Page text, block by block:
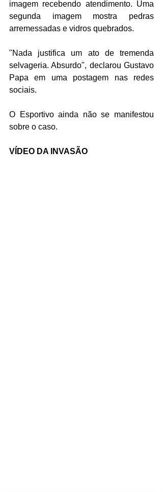
imagem recebendo atendimento. Uma
segunda imagem mostra pedras
arremessadas e vidros quebrados.
"Nada justifica um ato de tremenda
selvageria. Absurdo", declarou Gustavo
Papa em uma postagem nas redes
sociais.
O Esportivo ainda não se manifestou
sobre o caso.
VÍDEO DA INVASÃO